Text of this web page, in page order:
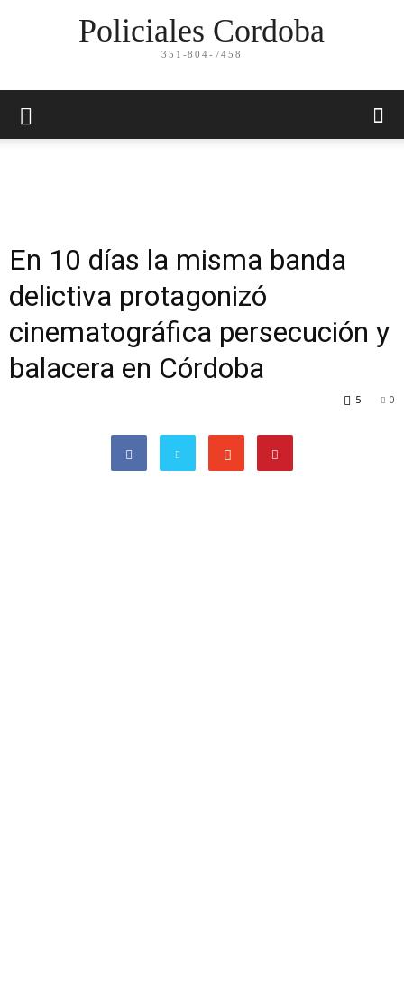
Policiales Cordoba
351-804-7458
En 10 días la misma banda
delictiva protagonizó
cinematográfica persecución y
balacera en Córdoba
0
5